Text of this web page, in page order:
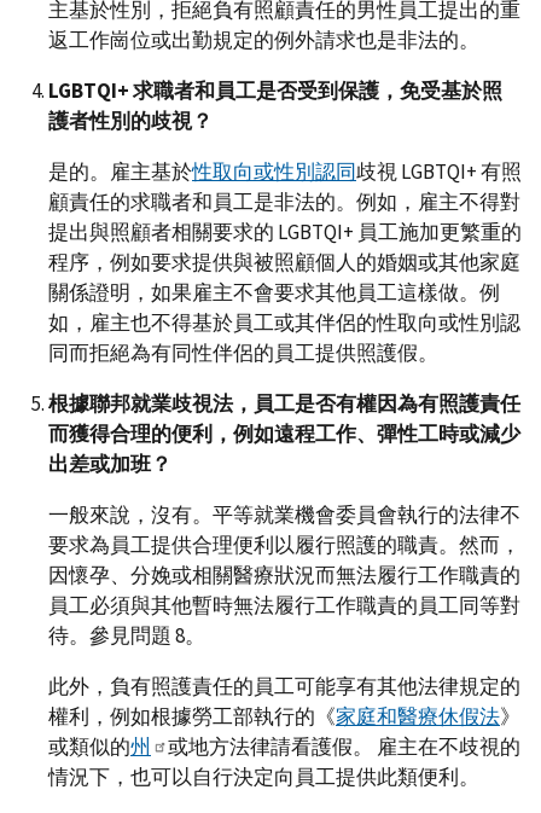
主基於性別，拒絕負有照顧責任的男性員工提出的重
返工作崗位或出勤規定的例外請求也是非法的。
LGBTQI+求職者和員工是否受到保護，免受基於照
護者性別的歧視？
是的。雇主基於性取向或性別認同歧視 LGBTQI+ 有照
顧責任的求職者和員工是非法的。例如，雇主不得對
提出與照顧者相關要求的 LGBTQI+ 員工施加更繁重的
程序，例如要求提供與被照顧個人的婚姻或其他家庭
關係證明，如果雇主不會要求其他員工這樣做。例
如，雇主也不得基於員工或其伴侶的性取向或性別認
同而拒絕為有同性伴侶的員工提供照護假。
根據聯邦就業歧視法，員工是否有權因為有照護責任
而獲得合理的便利，例如遠程工作、彈性工時或減少
出差或加班？
一般來說，沒有。平等就業機會委員會執行的法律不
要求為員工提供合理便利以履行照護的職責。然而，
因懷孕、分娩或相關醫療狀況而無法履行工作職責的
員工必須與其他暫時無法履行工作職責的員工同等對
待。參見問題 8。
此外，負有照護責任的員工可能享有其他法律規定的
權利，例如根據勞工部執行的《家庭和醫療休假法》
或類似的州
或地方法律請看護假。 雇主在不歧視的
情況下，也可以自行決定向員工提供此類便利。